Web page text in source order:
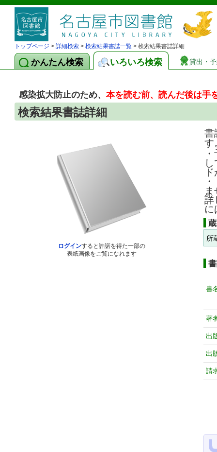
トップページ > 詳細検索 > 検索結果書誌一覧 > 検索結果書誌詳細
かんたん検索 いろいろ検索 貸出・
感染拡大防止のため、本を読む前、読んだ後は手
検索結果書誌詳細
ログインすると許諾を得た一部の
表紙画像をご覧になれます
書
す
詳
に
所
書
著
出
出
請